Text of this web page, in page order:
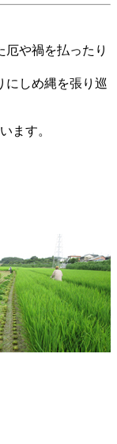
や禍を払ったり
にしめ縄を張り巡
ます。